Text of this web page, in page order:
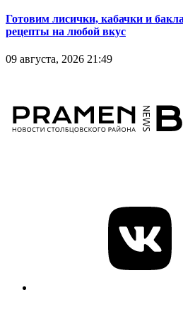
Готовим лисички, кабачки и
рецепты на любой вкус
09 августа, 2026 21:49